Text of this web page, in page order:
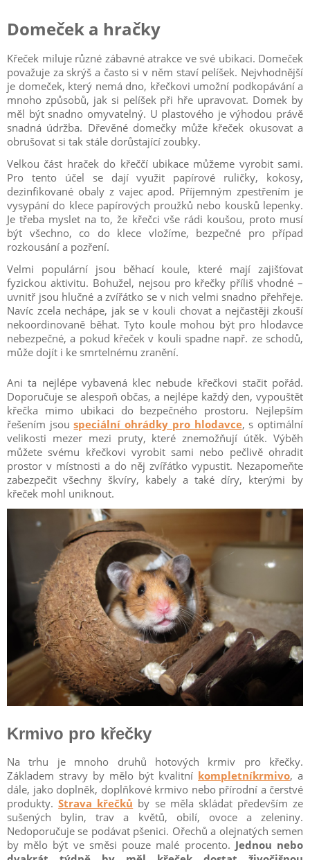
Domeček a hračky
Křeček miluje různé zábavné atrakce ve své ubikaci. Domeček
považuje za skrýš a často si v něm staví pelíšek. Nejvhodnější
je domeček, který nemá dno, křečkovi umožní podkopávání a
mnoho způsobů, jak si pelíšek při hře upravovat. Domek by
měl být snadno omyvatelný. U plastového je výhodou právě
snadná údržba. Dřevěné domečky může křeček okusovat a
obrušovat si tak stále dorůstající zoubky.
Velkou část hraček do křeččí ubikace můžeme vyrobit sami.
Pro tento účel se dají využit papírové ruličky, kokosy,
dezinfikované obaly z vajec apod. Příjemným zpestřením je
vysypání do klece papírových proužků nebo kousků lepenky.
Je třeba myslet na to, že křečci vše rádi koušou, proto musí
být všechno, co do klece vložíme, bezpečné pro případ
rozkousání a pozření.
Velmi populární jsou běhací koule, které mají zajišťovat
fyzickou aktivitu. Bohužel, nejsou pro křečky příliš vhodné –
uvnitř jsou hlučné a zvířátko se v nich velmi snadno přehřeje.
Navíc zcela nechápe, jak se v kouli chovat a nejčastěji zkouší
nekoordinovaně běhat. Tyto koule mohou být pro hlodavce
nebezpečné, a pokud křeček v kouli spadne např. ze schodů,
může dojít i ke smrtelnému zranění.
Ani ta nejlépe vybavená klec nebude křečkovi stačit pořád.
Doporučuje se alespoň občas, a nejlépe každý den, vypouštět
křečka mimo ubikaci do bezpečného prostoru. Nejlepším
řešením jsouspeciální ohrádky pro hlodavce, s optimální
velikosti mezer mezi pruty, které znemožňují útěk. Výběh
můžete svému křečkovi vyrobit sami nebo pečlivě ohradit
prostor v místnosti a do něj zvířátko vypustit. Nezapomeňte
zabezpečit všechny škvíry, kabely a také díry, kterými by
křeček mohl uniknout.
Krmivo pro křečky
Na trhu je mnoho druhů hotových krmiv pro křečky.
Základem stravy by mělo být kvalitní kompletníkrmivo, a
dále, jako doplněk, doplňkové krmivo nebo přírodní a čerstvé
produkty.Strava křečků by se měla skládat především ze
sušených bylin, trav a květů, obilí, ovoce a zeleniny.
Nedoporučuje se podávat pšenici. Ořechů a olejnatých semen
by mělo být ve směsi pouze malé procento. Jednou nebo